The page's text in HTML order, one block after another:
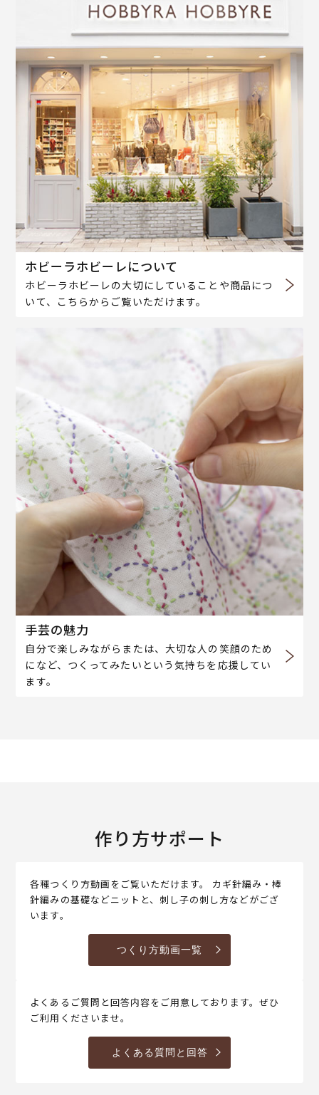
ホビーラホビーレについて
ホビーラホビーレの大切にしていることや商品につ
いて、こちらからご覧いただけます。
手芸の魅力
自分で楽しみながらまたは、大切な人の笑顔のため
になど、つくってみたいという気持ちを応援してい
ます。
作り方サポート
各種つくり方動画をご覧いただけます。 カギ針編み・棒
針編みの基礎などニットと、刺し子の刺し方などがござ
います。
つくり方動画一覧
よくあるご質問と回答内容をご用意しております。ぜひ
ご利用くださいませ。
よくある質問と回答